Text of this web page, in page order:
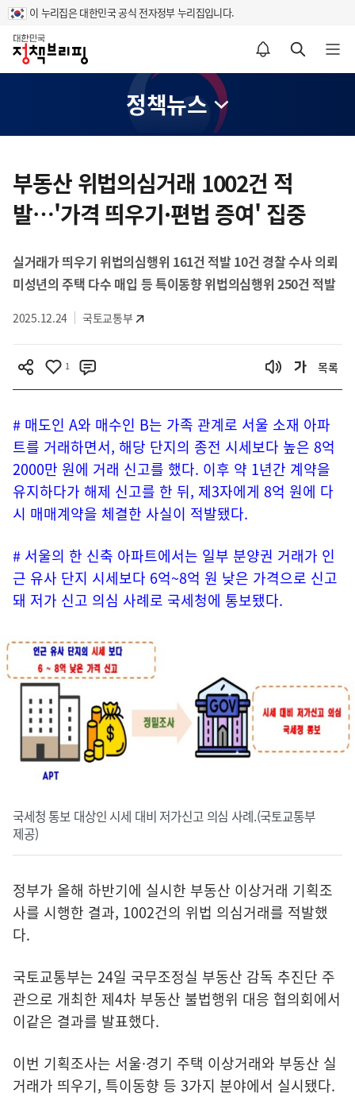
이 누리집은 대한민국 공식 전자정부 누리집입니다.
홈
알림설정 바로가기 검색 바로가기 메뉴 열기
정책뉴스
텐
츠
영
부동산 위법의심거래 1002건 적
발…'가격 띄우기·편법 증여' 집중
실거래가 띄우기 위법의심행위 161건 적발 10건 경찰 수사 의뢰
미성년의 주택 다수 매입 등 특이동향 위법의심행위 250건 적발
2025.12.24 국토교통부
1 목록
# 매도인 A와 매수인 B는 가족 관계로 서울 소재 아파
트를 거래하면서, 해당 단지의 종전 시세보다 높은 8억
2000만 원에 거래 신고를 했다. 이후 약 1년간 계약을
유지하다가 해제 신고를 한 뒤, 제3자에게 8억 원에 다
시 매매계약을 체결한 사실이 적발됐다.
# 서울의 한 신축 아파트에서는 일부 분양권 거래가 인
근 유사 단지 시세보다 6억~8억 원 낮은 가격으로 신고
돼 저가 신고 의심 사례로 국세청에 통보됐다.
국세청 통보 대상인 시세 대비 저가신고 의심 사례.(국토교통부
제공)
정부가 올해 하반기에 실시한 부동산 이상거래 기획조
사를 시행한 결과, 1002건의 위법 의심거래를 적발했
다.
국토교통부는 24일 국무조정실 부동산 감독 추진단 주
관으로 개최한 제4차 부동산 불법행위 대응 협의회에서
이같은 결과를 발표했다.
이번 기획조사는 서울·경기 주택 이상거래와 부동산 실
거래가 띄우기, 특이동향 등 3가지 분야에서 실시됐다.